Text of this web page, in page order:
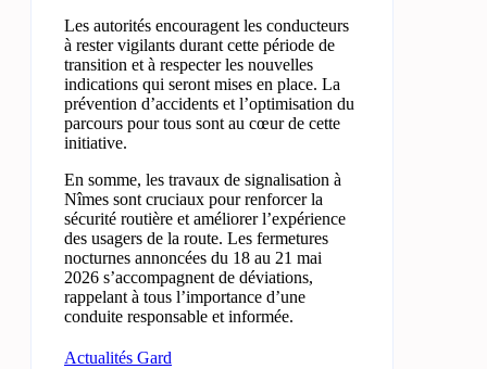
Les autorités encouragent les conducteurs
à rester vigilants durant cette période de
transition et à respecter les nouvelles
indications qui seront mises en place. La
prévention d’accidents et l’optimisation du
parcours pour tous sont au cœur de cette
initiative.
En somme, les travaux de signalisation à
Nîmes sont cruciaux pour renforcer la
sécurité routière et améliorer l’expérience
des usagers de la route. Les fermetures
nocturnes annoncées du 18 au 21 mai
2026 s’accompagnent de déviations,
rappelant à tous l’importance d’une
conduite responsable et informée.
Actualités Gard